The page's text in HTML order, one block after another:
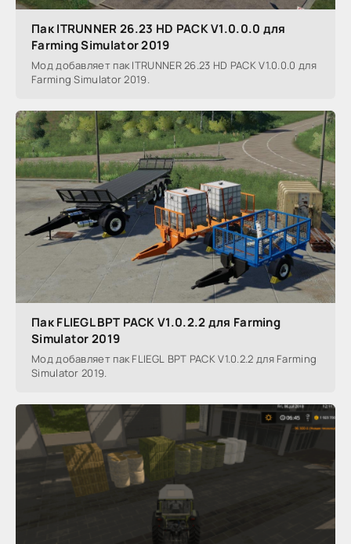
Пак ITRUNNER 26.23 HD PACK V1.0.0.0 для
Farming Simulator 2019
Мод добавляет пак ITRUNNER 26.23 HD PACK V1.0.0.0 для
Farming Simulator 2019.
Пак FLIEGL BPT PACK V1.0.2.2 для Farming
Simulator 2019
Мод добавляет пак FLIEGL BPT PACK V1.0.2.2 для Farming
Simulator 2019.